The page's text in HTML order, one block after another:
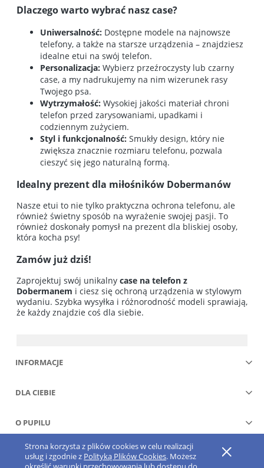
Strona korzysta z plików cookies w celu realizacji
usług i zgodnie z Polityką Plików Cookies. Możesz
Dlaczego warto wybrać nasz case?
Uniwersalność: Dostępne modele na najnowsze
telefony, a także na starsze urządzenia – znajdziesz
idealne etui na swój telefon.
Personalizacja: Wybierz przeźroczysty lub czarny
case, a my nadrukujemy na nim wizerunek rasy
Twojego psa.
Wytrzymałość: Wysokiej jakości materiał chroni
telefon przed zarysowaniami, upadkami i
codziennym zużyciem.
Styl i funkcjonalność: Smukły design, który nie
zwiększa znacznie rozmiaru telefonu, pozwala
cieszyć się jego naturalną formą.
Idealny prezent dla miłośników Dobermanów
Nasze etui to nie tylko praktyczna ochrona telefonu, ale
również świetny sposób na wyrażenie swojej pasji. To
również doskonały pomysł na prezent dla bliskiej osoby,
która kocha psy!
Zamów już dziś!
Zaprojektuj swój unikalny case na telefon z
Dobermanem i ciesz się ochroną urządzenia w stylowym
wydaniu. Szybka wysyłka i różnorodność modeli sprawiają,
że każdy znajdzie coś dla siebie.
INFORMACJE
DLA CIEBIE
O PUPILU
Pokaż pełną wersję strony